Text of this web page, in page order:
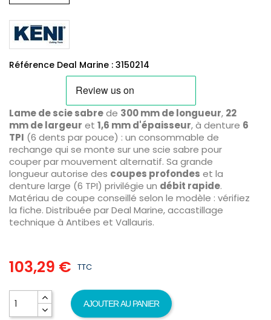
Référence Deal Marine : 3150214
Lame de scie sabrede 300 mm de longueur, 22
mm de largeur et 1,6 mm d'épaisseur, à denture 6
TPI (6 dents par pouce) : un consommable de
rechange qui se monte sur une scie sabre pour
couper par mouvement alternatif. Sa grande
longueur autorise des coupes profondes et la
denture large (6 TPI) privilégie un débit rapide.
Matériau de coupe conseillé selon le modèle : vérifiez
la fiche. Distribuée par Deal Marine, accastillage
technique à Antibes et Vallauris.
103,29 € TTC
AJOUTER AU PANIER